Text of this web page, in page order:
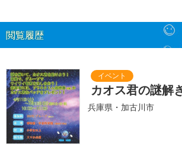
閲覧履歴
カオス君の謎解
兵庫県・加古川市